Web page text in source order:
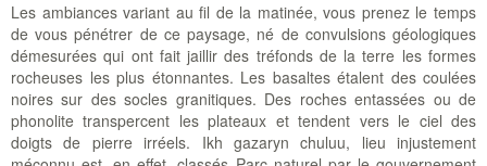
Les ambiances variant au fil de la matinée, vous prenez le temps
de vous pénétrer de ce paysage, né de convulsions géologiques
démesurées qui ont fait jaillir des tréfonds de la terre les formes
rocheuses les plus étonnantes. Les basaltes étalent des coulées
noires sur des socles granitiques. Des roches entassées ou de
phonolite transpercent les plateaux et tendent vers le ciel des
doigts de pierre irréels. Ikh gazaryn chuluu, lieu injustement